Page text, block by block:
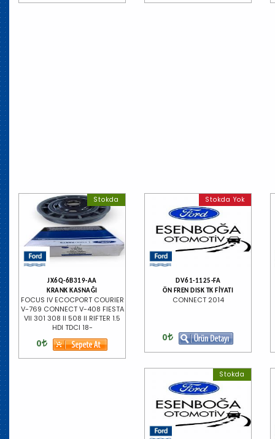
Stokda
JX6Q-6B319-AA
KRANK KASNAĞI
FOCUS IV ECOCPORT COURIER
V-769 CONNECT V-408 FIESTA
VII 301 308 II 508 II RIFTER 1.5
HDI TDCI 18-
0
Stokda Yok
DV61-1125-FA
ÖN FREN DISK TK FİYATI
CONNECT 2014
0
Stokda